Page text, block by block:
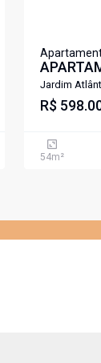
DE
Jardim
R$
54m²